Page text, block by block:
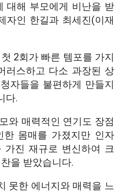
대해 부모에게 비난을 받
자인 한길과 최세진(이재
2회가 빠른 템포를 가지
러스하고 다소 과장된 상
자들을 불편하게 만들지
다.
와 매력적인 연기도 장점
한 몸매를 가졌지만 인자
가진 재규로 변신하여 크
을 받았습니다.
못한 에너지와 매력을 느